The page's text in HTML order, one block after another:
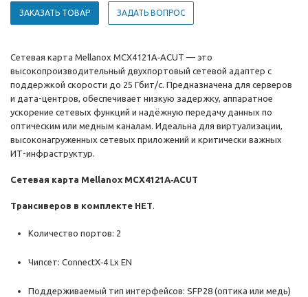
ЗАКАЗАТЬ ТОВАР ЗАДАТЬ ВОПРОС
Сетевая карта Mellanox MCX4121A‑ACUT — это
высокопроизводительный двухпортовый сетевой адаптер с
поддержкой скорости до 25 Гбит/с. Предназначена для серверов
и дата-центров, обеспечивает низкую задержку, аппаратное
ускорение сетевых функций и надёжную передачу данных по
оптическим или медным каналам. Идеальна для виртуализации,
высоконагруженных сетевых приложений и критически важных
ИТ-инфраструктур.
Сетевая карта Mellanox MCX4121A‑ACUT
Трансиверов в комплекте НЕТ.
Количество портов: 2
Чипсет: ConnectX‑4 Lx EN
Поддерживаемый тип интерфейсов: SFP28 (оптика или медь)